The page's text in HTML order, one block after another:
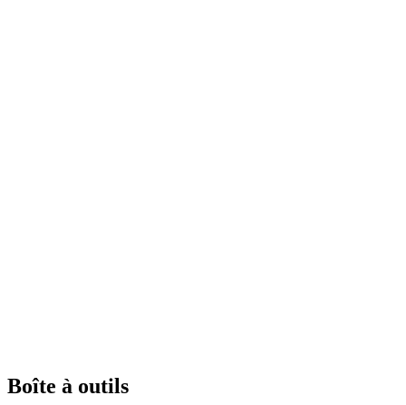
Boîte à outils